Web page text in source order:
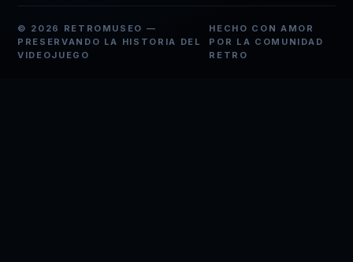
© 2026 RETROMUSEO —
PRESERVANDO LA HISTORIA DEL
VIDEOJUEGO
HECHO CON AMOR
POR LA COMUNIDAD
RETRO